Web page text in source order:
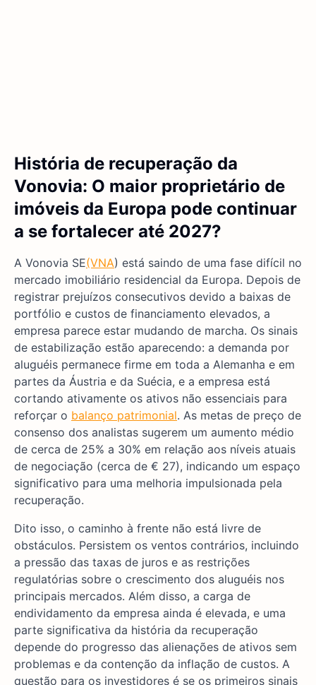
História de recuperação da
Vonovia: O maior proprietário de
imóveis da Europa pode continuar
a se fortalecer até 2027?
A Vonovia SE(VNA) está saindo de uma fase difícil no
mercado imobiliário residencial da Europa. Depois de
registrar prejuízos consecutivos devido a baixas de
portfólio e custos de financiamento elevados, a
empresa parece estar mudando de marcha. Os sinais
de estabilização estão aparecendo: a demanda por
aluguéis permanece firme em toda a Alemanha e em
partes da Áustria e da Suécia, e a empresa está
cortando ativamente os ativos não essenciais para
reforçar o balanço patrimonial. As metas de preço de
consenso dos analistas sugerem um aumento médio
de cerca de 25% a 30% em relação aos níveis atuais
de negociação (cerca de € 27), indicando um espaço
significativo para uma melhoria impulsionada pela
recuperação.
Dito isso, o caminho à frente não está livre de
obstáculos. Persistem os ventos contrários, incluindo
a pressão das taxas de juros e as restrições
regulatórias sobre o crescimento dos aluguéis nos
principais mercados. Além disso, a carga de
endividamento da empresa ainda é elevada, e uma
parte significativa da história da recuperação
depende do progresso das alienações de ativos sem
problemas e da contenção da inflação de custos. A
questão para os investidores é se os primeiros sinais